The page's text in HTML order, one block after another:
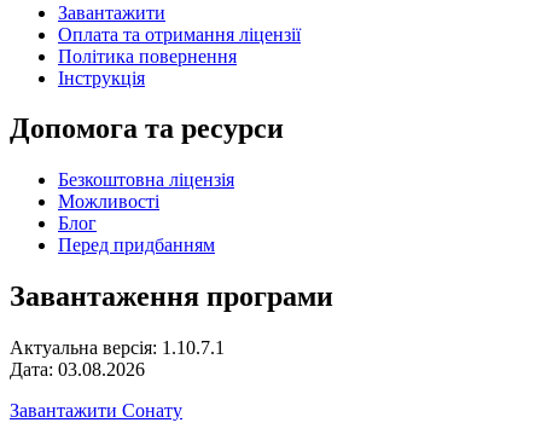
Завантажити
Оплата та отримання ліцензії
Політика повернення
Інструкція
Допомога та ресурси
Безкоштовна ліцензія
Можливості
Блог
Перед придбанням
Завантаження програми
Актуальна версія: 1.10.7.1
Дата: 03.08.2026
Завантажити Сонату